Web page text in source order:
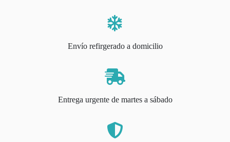
Envío refirgerado a domicilio
Entrega urgente de martes a sábado